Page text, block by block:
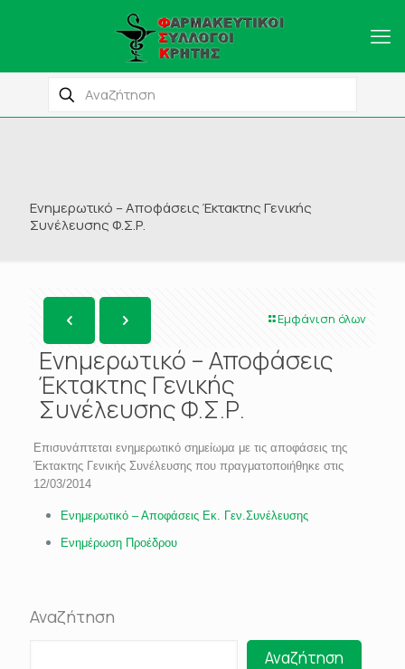
Ενημερωτικό – Αποφάσεις Έκτακτης Γενικής
Συνέλευσης Φ.Σ.Ρ.
Εμφάνιση όλων
Ενημερωτικό – Αποφάσεις
Έκτακτης Γενικής
Συνέλευσης Φ.Σ.Ρ.
Επισυνάπτεται ενημερωτικό σημείωμα με τις αποφάσεις της
Έκτακτης Γενικής Συνέλευσης που πραγματοποιήθηκε στις
12/03/2014
Ενημερωτικό – Αποφάσεις Εκ. Γεν.Συνέλευσης
Ενημέρωση Προέδρου
Αναζήτηση
Αναζήτηση